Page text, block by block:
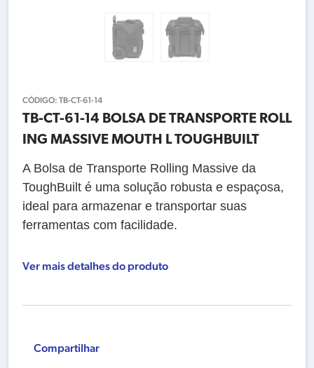
CÓDIGO: TB-CT-61-14
TB-CT-61-14 BOLSA DE TRANSPORTE ROLL
ING MASSIVE MOUTH L TOUGHBUILT
A Bolsa de Transporte Rolling Massive da
ToughBuilt é uma solução robusta e espaçosa,
ideal para armazenar e transportar suas
ferramentas com facilidade.
Ver mais detalhes do produto
Compartilhar